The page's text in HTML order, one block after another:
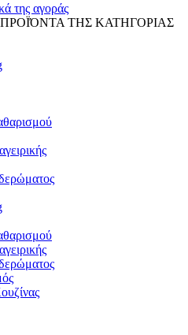
της αγοράς
ΤΗΣ ΚΑΤΗΓΟΡΙΑΣ